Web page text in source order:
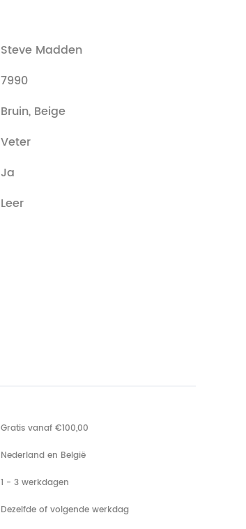
Steve Madden
7990
Bruin, Beige
Veter
Ja
Leer
Gratis vanaf €100,00
Nederland en België
1 - 3 werkdagen
Dezelfde of volgende werkdag